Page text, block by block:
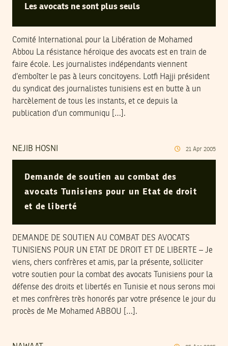
Les avocats ne sont plus seuls
Comité International pour la Libération de Mohamed
Abbou La résistance héroïque des avocats est en train de
faire école. Les journalistes indépendants viennent
d’emboîter le pas à leurs concitoyens. Lotfi Hajji président
du syndicat des journalistes tunisiens est en butte à un
harcèlement de tous les instants, et ce depuis la
publication d’un communiqu […].
NEJIB HOSNI 21 Apr 2005
Demande de soutien au combat des
avocats Tunisiens pour un Etat de droit
et de liberté
DEMANDE DE SOUTIEN AU COMBAT DES AVOCATS
TUNISIENS POUR UN ETAT DE DROIT ET DE LIBERTE – Je
viens, chers confrères et amis, par la présente, solliciter
votre soutien pour la combat des avocats Tunisiens pour la
défense des droits et libertés en Tunisie et nous serons moi
et mes confrères très honorés par votre présence le jour du
procès de Me Mohamed ABBOU […].